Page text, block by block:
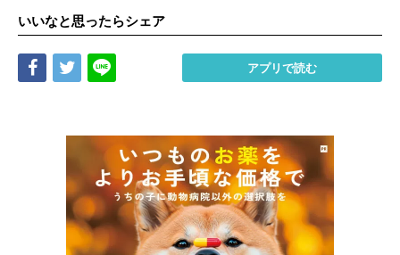
いいなと思ったらシェア
Share Tweet アプリで読む